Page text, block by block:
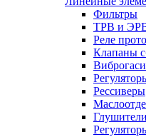
Фильтры
ТРВ и
Реле
Клапаны
Рессиверы